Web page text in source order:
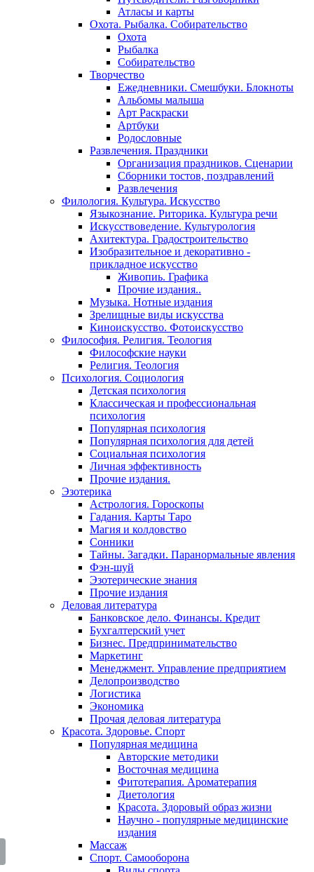
Атласы и карты
Охота. Рыбалка. Собирательство
Охота
Рыбалка
Собирательство
Творчество
Ежедневники. Смешбуки. Блокноты
Альбомы малыша
Арт Раскраски
Артбуки
Родословные
Развлечения. Праздники
Организация праздников. Сценарии
Сборники тостов, поздравлений
Развлечения
Филология. Культура. Искусство
Языкознание. Риторика. Культура речи
Искусствоведение. Культурология
Ахитектура. Градостроительство
Изобразительное и декоративно -
прикладное искусство
Живопиь. Графика
Прочие издания..
Музыка. Нотные издания
Зрелищные виды искусства
Киноискусство. Фотоискусство
Философия. Религия. Теология
Философские науки
Религия. Теология
Психология. Социология
Детская психология
Классическая и профессиональная
психология
Популярная психология
Популярная психология для детей
Социальная психология
Личная эффективность
Прочие издания.
Эзотерика
Астрология. Гороскопы
Гадания. Карты Таро
Магия и колдовство
Сонники
Тайны. Загадки. Паранормальные явления
Фэн-шуй
Эзотерические знания
Прочие издания
Деловая литература
Банковское дело. Финансы. Кредит
Бухгалтерский учет
Бизнес. Предпринимательство
Маркетинг
Менеджмент. Управление предприятием
Делопроизводство
Логистика
Экономика
Прочая деловая литература
Красота. Здоровье. Спорт
Популярная медицина
Авторские методики
Восточная медицина
Фитотерапия. Ароматерапия
Диетология
Красота. Здоровый образ жизни
Научно - популярные медицинские
издания
Массаж
Спорт. Самооборона